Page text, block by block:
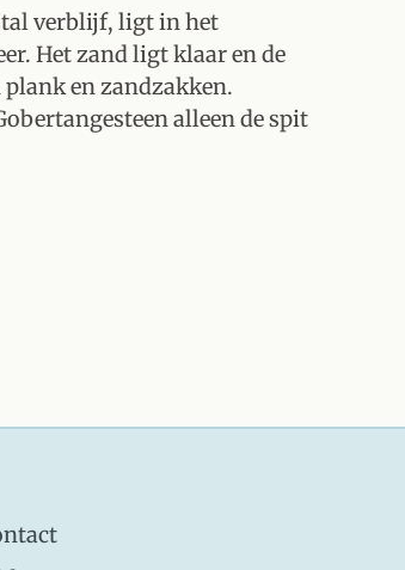
verblijf, ligt in het
Het zand ligt klaar en de
en zandzakken.
alleen de spit